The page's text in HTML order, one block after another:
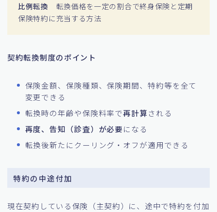
比例転換 転換価格を一定の割合で終身保険と定期
保険特約に充当する方法
契約転換制度のポイント
保険金額、保険種類、保険期間、特約等を全て
変更できる
転換時の年齢や保険料率で再計算される
再度、告知（診査）が必要になる
転換後新たにクーリング・オフが適用できる
特約の中途付加
現在契約している保険（主契約）に、途中で特約を付加